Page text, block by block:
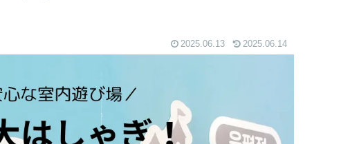
2025.06.13 2025.06.14